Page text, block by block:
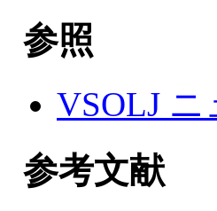
参照
VSOLJ ニ
参考文献